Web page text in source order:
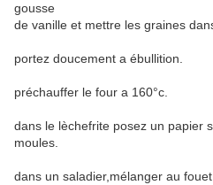
gousse
de vanille et mettre les graines
portez doucement a ébullition.
préchauffer le four a 160°c.
dans le lèchefrite posez un papier
moules.
dans un saladier,mélanger au